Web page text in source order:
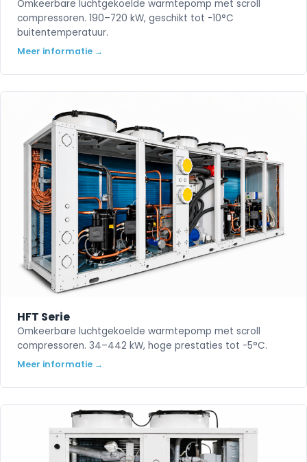
Omkeerbare luchtgekoelde warmtepomp met scroll
compressoren. 190–720 kW, geschikt tot -10°C
buitentemperatuur.
Meer informatie →
HFT Serie
Omkeerbare luchtgekoelde warmtepomp met scroll
compressoren. 34–442 kW, hoge prestaties tot -5°C.
Meer informatie →